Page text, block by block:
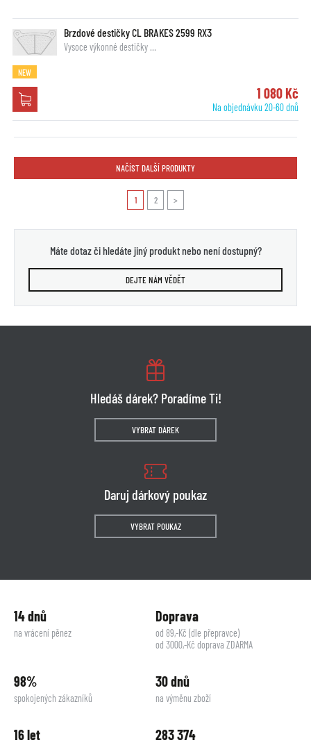
Brzdové destičky CL BRAKES 2599 RX3
Vysoce výkonné destičky …
NEW
1 080 Kč
Na objednávku 20-60 dnů
NAČÍST DALŠÍ PRODUKTY
1 2 >
Máte dotaz či hledáte jiný produkt nebo není dostupný?
DEJTE NÁM VĚDĚT
Hledáš dárek? Poradíme Ti!
VYBRAT DÁREK
Daruj dárkový poukaz
VYBRAT POUKAZ
14 dnů
na vrácení pěnez
Doprava
od 89,-Kč (dle přepravce)
od 3000,-Kč doprava ZDARMA
98%
spokojených zákazníků
30 dnů
na výměnu zboží
16 let 283 374